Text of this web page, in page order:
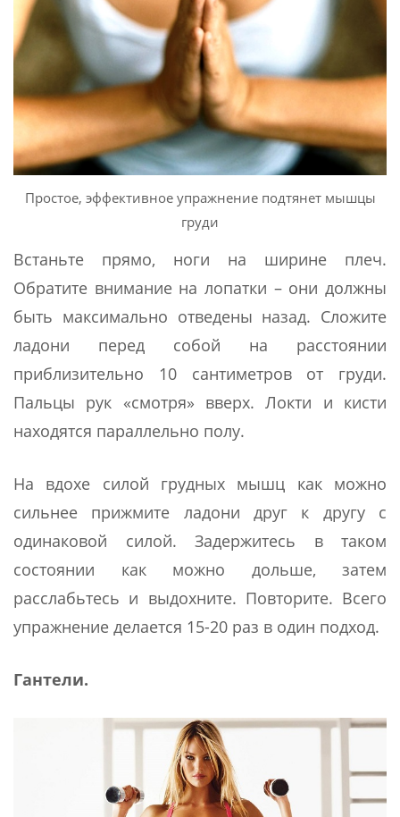
Простое, эффективное упражнение подтянет мышцы
груди
Встаньте прямо, ноги на ширине плеч.
Обратите внимание на лопатки – они должны
быть максимально отведены назад. Сложите
ладони перед собой на расстоянии
приблизительно 10 сантиметров от груди.
Пальцы рук «смотря» вверх. Локти и кисти
находятся параллельно полу.
На вдохе силой грудных мышц как можно
сильнее прижмите ладони друг к другу с
одинаковой силой. Задержитесь в таком
состоянии как можно дольше, затем
расслабьтесь и выдохните. Повторите. Всего
упражнение делается 15-20 раз в один подход.
Гантели.